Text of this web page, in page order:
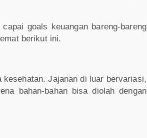
goals keuangan bareng-bareng
berikut ini.
Jajanan di luar bervariasi,
bahan-bahan bisa diolah dengan